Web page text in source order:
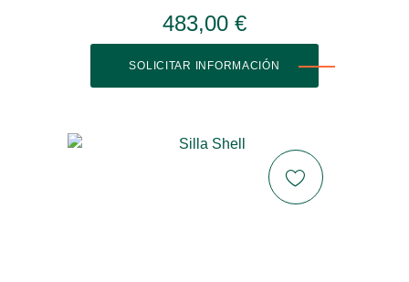
483,00 €
SOLICITAR INFORMACIÓN